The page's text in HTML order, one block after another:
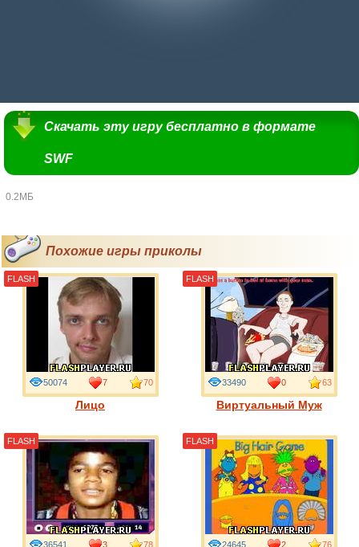
Скачать эту игру бесплатно в формате
SWF
0.2МБ
Похожие игры приколы
Лицо
50074 7 70
FLASH
Виртуальный Муж
33490 0 63
FLASH
36541 3 78
FLASH
24645 2 76
FLASH